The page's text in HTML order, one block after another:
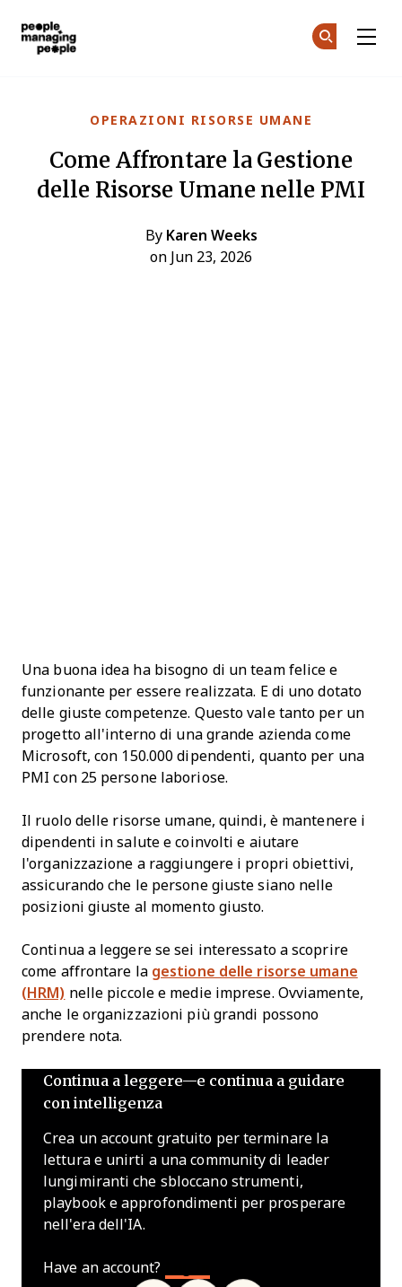
OPERAZIONI RISORSE UMANE
Come Affrontare la Gestione
delle Risorse Umane nelle PMI
By Karen Weeks
on Jun 23, 2026
Una buona idea ha bisogno di un team felice e
funzionante per essere realizzata. E di uno dotato
delle giuste competenze. Questo vale tanto per un
progetto all'interno di una grande azienda come
Microsoft, con 150.000 dipendenti, quanto per una
PMI con 25 persone laboriose.
Il ruolo delle risorse umane, quindi, è mantenere i
dipendenti in salute e coinvolti e aiutare
l'organizzazione a raggiungere i propri obiettivi,
assicurando che le persone giuste siano nelle
posizioni giuste al momento giusto.
Continua a leggere se sei interessato a scoprire
come affrontare la gestione delle risorse umane
(HRM) nelle piccole e medie imprese. Ovviamente,
anche le organizzazioni più grandi possono
prendere nota.
Continua a leggere—e continua a guidare
con intelligenza
Crea un account gratuito per terminare la
lettura e unirti a una community di leader
lungimiranti che sbloccano strumenti,
playbook e approfondimenti per prosperare
nell'era dell'IA.
Have an account?